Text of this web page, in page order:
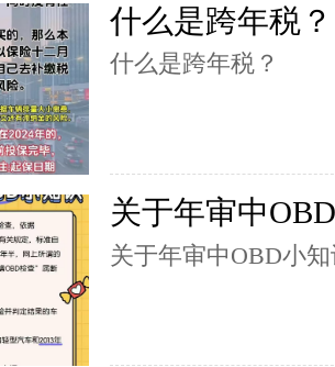
什么是跨年税？
什么是跨年税？
关于年审中
关于年审中OBD小知